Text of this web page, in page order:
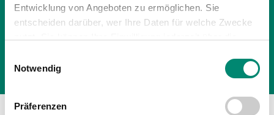
Entwicklung von Angeboten zu ermöglichen. Sie
entscheiden darüber, wer Ihre Daten für welche Zwecke
Trigger Symbol ändern oder widerrufen
Erfahren Sie mehr darüber, wie Ihre persönlichen Daten
verarbeitet werden, und legen Sie Ihre Präferenzen im
Notwendig
Präferenzen
kommenden Freitag, dem 28. Juli nach Vorarlberg zum
Auswärtsspiel gegen den SC Austria Lustenau.